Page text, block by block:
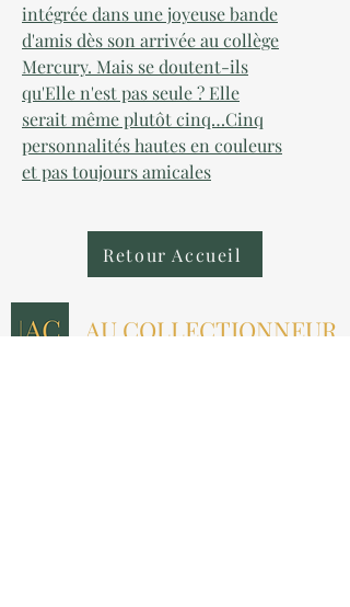
intégrée dans une joyeuse bande
d'amis dès son arrivée au collège
Mercury. Mais se doutent-ils
qu'Elle n'est pas seule ? Elle
serait même plutôt cinq…Cinq
personnalités hautes en couleurs
et pas toujours amicales
Retour Accueil
AU COLLECTIONNEUR